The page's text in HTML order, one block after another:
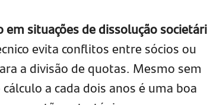
situações de dissolução
evita conflitos entre sócios ou
a divisão de quotas. Mesmo sem
a cada dois anos é uma boa